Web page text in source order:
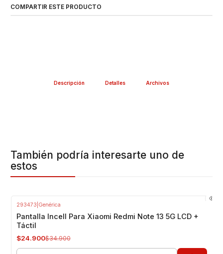
COMPARTIR ESTE PRODUCTO
Descripción Detalles Archivos
También podría interesarte uno de
estos
293473 Genérica
Pantalla Incell Para Xiaomi Redmi Note 13 5G LCD +
Táctil
$24.900$34.900